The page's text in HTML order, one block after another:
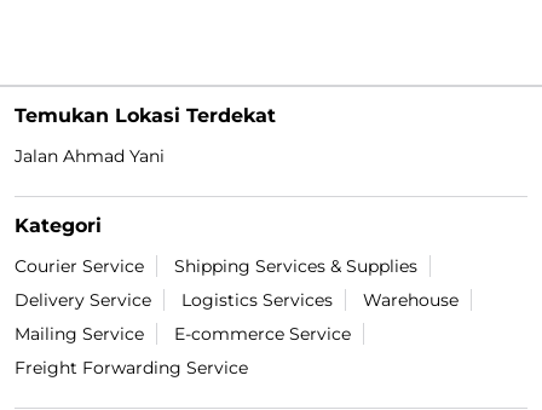
Temukan Lokasi Terdekat
Jalan Ahmad Yani
Kategori
Courier Service
Shipping Services & Supplies
Delivery Service
Logistics Services
Warehouse
Mailing Service
E-commerce Service
Freight Forwarding Service